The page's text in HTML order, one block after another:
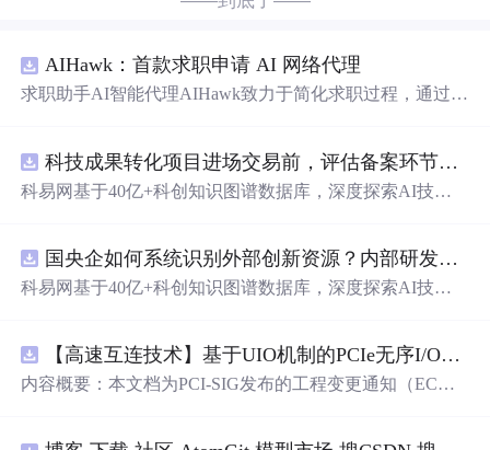
AIHawk：首款求职申请 AI 网络代理
求职助手AI智能代理AIHawk致力于简化求职过程，通过自
科技成果转化项目进场交易前，评估备案环节需要准备哪些材料？.docx
科易网基于40亿+科创知识图谱数据库，深度探索AI技术
新领域的AI+数智化解决方案，推动科技创新与产业创新
智能化发展。
国央企如何系统识别外部创新资源？内部研发体系完善，但对外部高校、
科易网基于40亿+科创知识图谱数据库，深度探索AI技术
新领域的AI+数智化解决方案，推动科技创新与产业创新
智能化发展。
【高速互连技术】基于UIO机制的PCIe无序I/O扩展：多路径架构下内存请求的高性能传输与排序控制方案设计
内容概要：本文档为PCI-SIG发布的工程变更通知（EC